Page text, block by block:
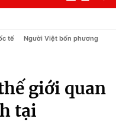
tế Người Việt bốn phương
giới quan
tại